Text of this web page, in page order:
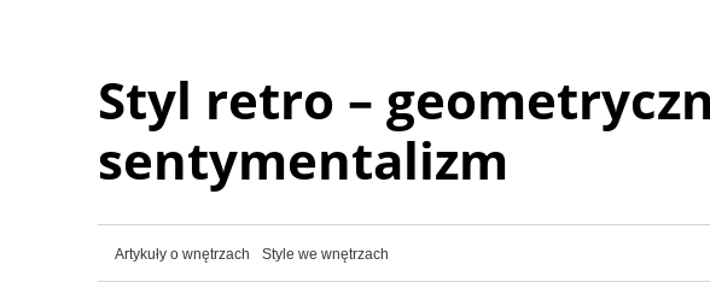
Styl retro –
sentymentalizm
Artykuły o wnętrzach Style we wnętrzach